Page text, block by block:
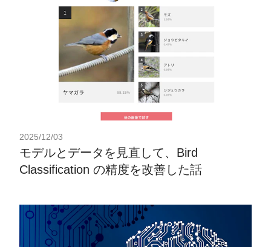
2025/12/03
モデルとデータを見直して、Bird
Classification の精度を改善した話